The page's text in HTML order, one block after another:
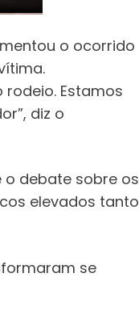
o ocorrido
Estamos
diz o
o debate sobre os
elevados tanto
se